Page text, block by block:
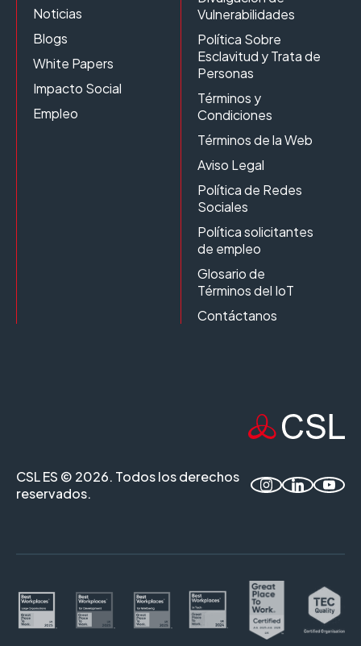
Noticias
Blogs
White Papers
Impacto Social
Empleo
Vulnerabilidades
Política Sobre
Esclavitud y Trata de
Personas
Términos y
Condiciones
Términos de la Web
Aviso Legal
Política de Redes
Sociales
Política solicitantes
de empleo
Glosario de
Términos del IoT
Contáctanos
CSL ES © 2026. Todos los derechos
reservados.